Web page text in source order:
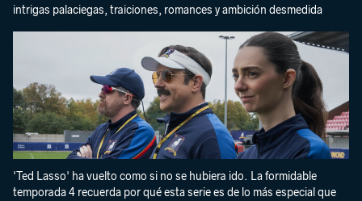
intrigas palaciegas, traiciones, romances y ambición desmedida
'Ted Lasso' ha vuelto como si no se hubiera ido. La formidable
temporada 4 recuerda por qué esta serie es de lo más especial que